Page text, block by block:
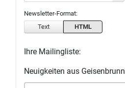
Newsletter-Format:
Text
HTML
Ihre Mailingliste:
Neuigkeiten aus Geisenbrunn